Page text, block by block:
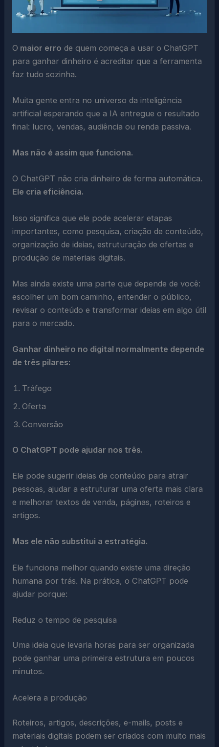
O maior erro de quem começa a usar o ChatGPT
para ganhar dinheiro é acreditar que a ferramenta
faz tudo sozinha.
Muita gente entra no universo da inteligência
artificial esperando que a IA entregue o resultado
final: lucro, vendas, audiência ou renda passiva.
Mas não é assim que funciona.
O ChatGPT não cria dinheiro de forma automática.
Ele cria eficiência.
Isso significa que ele pode acelerar etapas
importantes, como pesquisa, criação de conteúdo,
organização de ideias, estruturação de ofertas e
produção de materiais digitais.
Mas ainda existe uma parte que depende de você:
escolher um bom caminho, entender o público,
revisar o conteúdo e transformar ideias em algo útil
para o mercado.
Ganhar dinheiro no digital normalmente depende
de três pilares:
Tráfego
Oferta
Conversão
O ChatGPT pode ajudar nos três.
Ele pode sugerir ideias de conteúdo para atrair
pessoas, ajudar a estruturar uma oferta mais clara
e melhorar textos de venda, páginas, roteiros e
artigos.
Mas ele não substitui a estratégia.
Ele funciona melhor quando existe uma direção
humana por trás. Na prática, o ChatGPT pode
ajudar porque:
Reduz o tempo de pesquisa
Uma ideia que levaria horas para ser organizada
pode ganhar uma primeira estrutura em poucos
minutos.
Acelera a produção
Roteiros, artigos, descrições, e-mails, posts e
materiais digitais podem ser criados com muito mais